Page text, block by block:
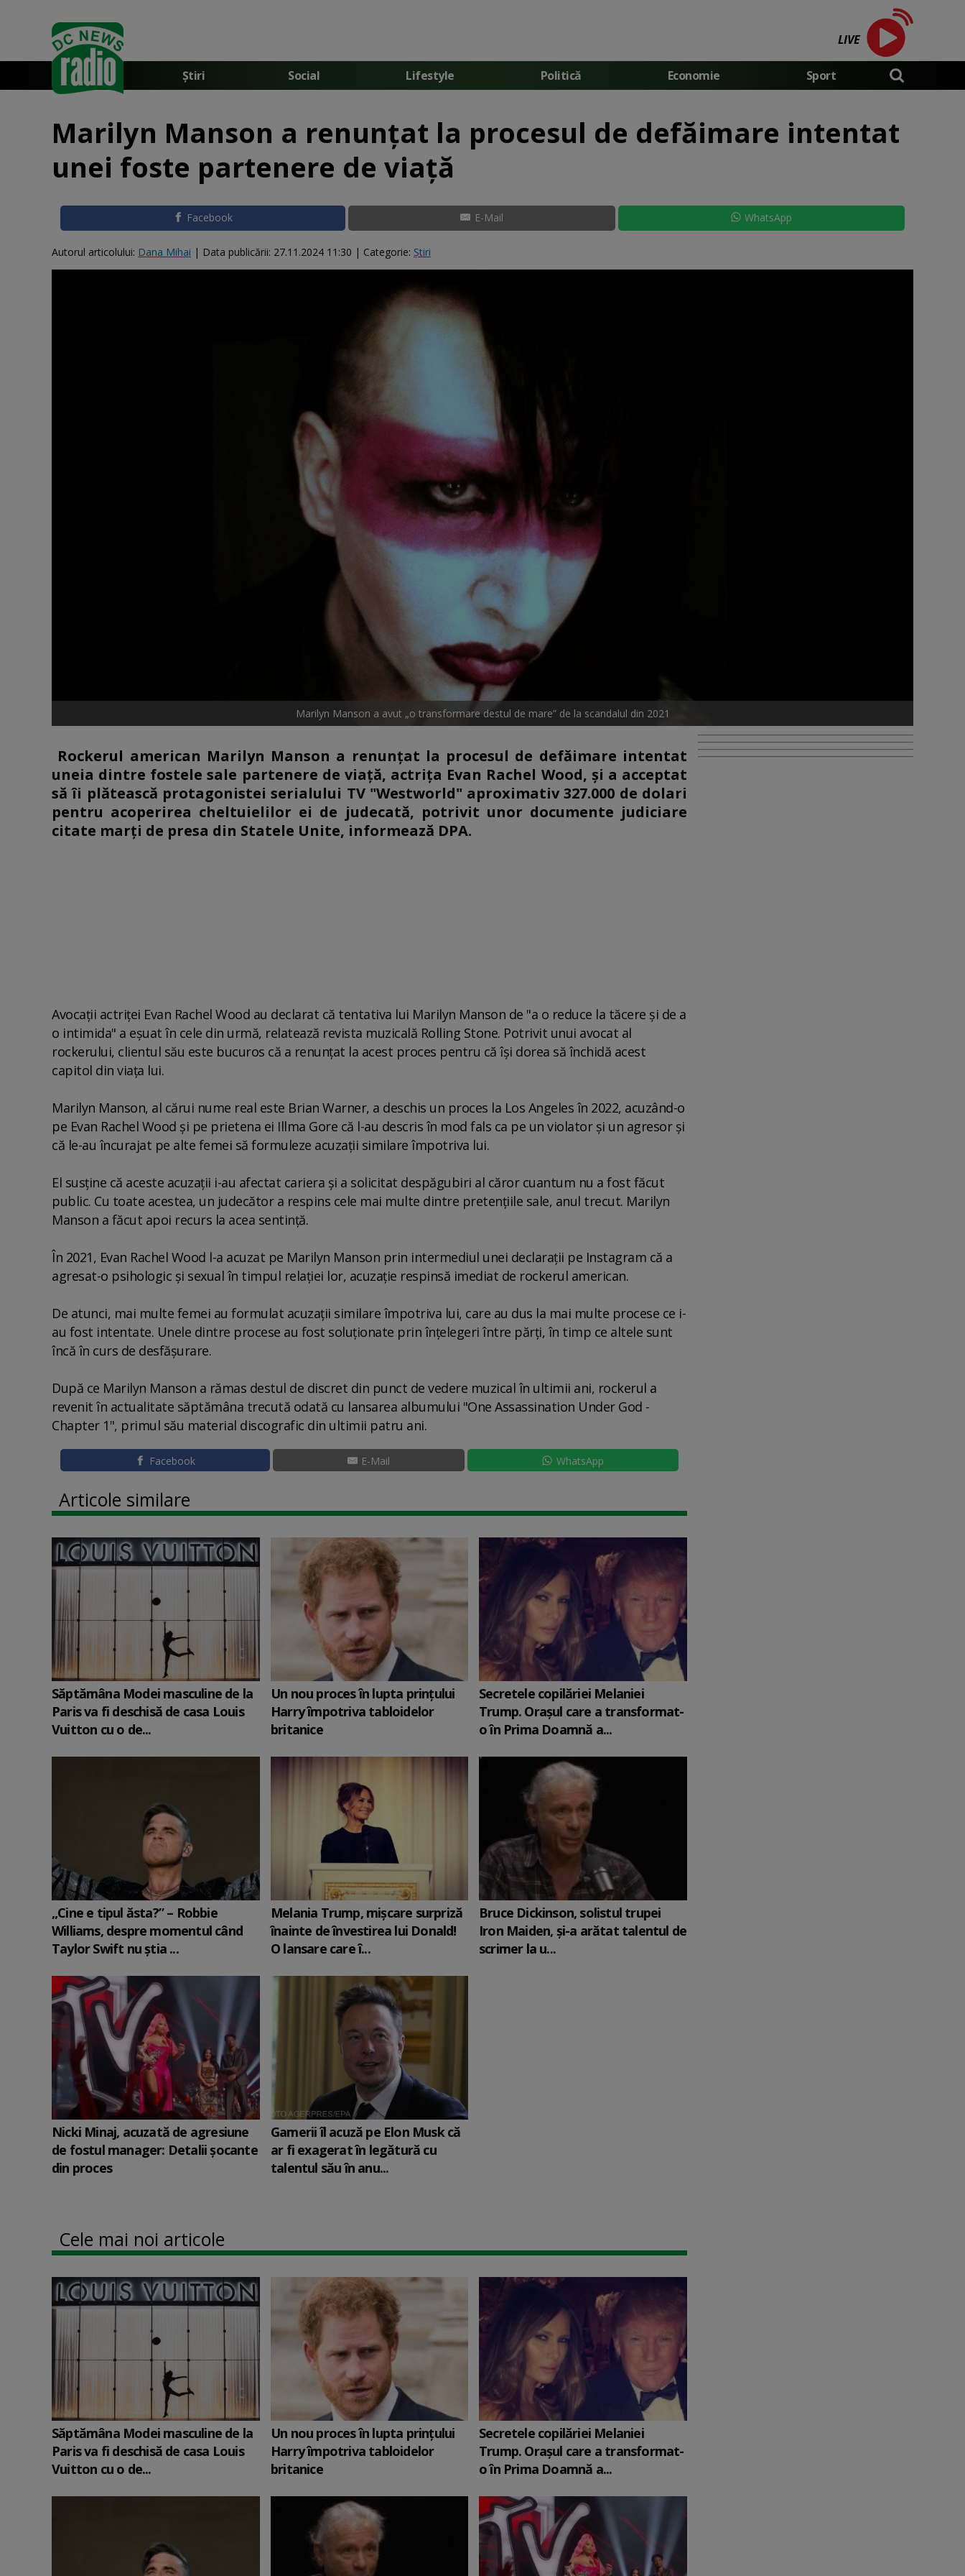
LIVE
Știri Social Lifestyle Politică Economie Sport
Marilyn Manson a renunţat la procesul de defăimare intentat
unei foste partenere de viaţă
Facebook E-Mail WhatsApp
Autorul articolului: Dana Mihai | Data publicării: 27.11.2024 11:30 | Categorie: Știri
Marilyn Manson a avut „o transformare destul de mare” de la scandalul din 2021
Rockerul american Marilyn Manson a renunţat la procesul de defăimare intentat
uneia dintre fostele sale partenere de viaţă, actriţa Evan Rachel Wood, şi a acceptat
să îi plătească protagonistei serialului TV "Westworld" aproximativ 327.000 de dolari
pentru acoperirea cheltuielilor ei de judecată, potrivit unor documente judiciare
citate marţi de presa din Statele Unite, informează DPA.
Avocaţii actriţei Evan Rachel Wood au declarat că tentativa lui Marilyn Manson de "a o reduce la tăcere şi de a
o intimida" a eşuat în cele din urmă, relatează revista muzicală Rolling Stone. Potrivit unui avocat al
rockerului, clientul său este bucuros că a renunţat la acest proces pentru că îşi dorea să închidă acest
capitol din viaţa lui.
Marilyn Manson, al cărui nume real este Brian Warner, a deschis un proces la Los Angeles în 2022, acuzând-o
pe Evan Rachel Wood şi pe prietena ei Illma Gore că l-au descris în mod fals ca pe un violator şi un agresor şi
că le-au încurajat pe alte femei să formuleze acuzaţii similare împotriva lui.
El susţine că aceste acuzaţii i-au afectat cariera şi a solicitat despăgubiri al căror cuantum nu a fost făcut
public. Cu toate acestea, un judecător a respins cele mai multe dintre pretenţiile sale, anul trecut. Marilyn
Manson a făcut apoi recurs la acea sentinţă.
În 2021, Evan Rachel Wood l-a acuzat pe Marilyn Manson prin intermediul unei declaraţii pe Instagram că a
agresat-o psihologic şi sexual în timpul relaţiei lor, acuzaţie respinsă imediat de rockerul american.
De atunci, mai multe femei au formulat acuzaţii similare împotriva lui, care au dus la mai multe procese ce i-
au fost intentate. Unele dintre procese au fost soluţionate prin înţelegeri între părţi, în timp ce altele sunt
încă în curs de desfăşurare.
După ce Marilyn Manson a rămas destul de discret din punct de vedere muzical în ultimii ani, rockerul a
revenit în actualitate săptămâna trecută odată cu lansarea albumului "One Assassination Under God -
Chapter 1", primul său material discografic din ultimii patru ani.
Facebook E-Mail WhatsApp
Articole similare
Săptămâna Modei masculine de la
Paris va fi deschisă de casa Louis
Vuitton cu o de...
Un nou proces în lupta prinţului
Harry împotriva tabloidelor
britanice
Secretele copilăriei Melaniei
Trump. Orașul care a transformat-
o în Prima Doamnă a...
„Cine e tipul ăsta?” – Robbie
Williams, despre momentul când
Taylor Swift nu știa ...
Melania Trump, mișcare surpriză
înainte de învestirea lui Donald!
O lansare care î...
Bruce Dickinson, solistul trupei
Iron Maiden, şi-a arătat talentul de
scrimer la u...
Nicki Minaj, acuzată de agresiune
de fostul manager: Detalii șocante
din proces
Gamerii îl acuză pe Elon Musk că
ar fi exagerat în legătură cu
talentul său în anu...
Cele mai noi articole
Săptămâna Modei masculine de la
Paris va fi deschisă de casa Louis
Vuitton cu o de...
Un nou proces în lupta prinţului
Harry împotriva tabloidelor
britanice
Secretele copilăriei Melaniei
Trump. Orașul care a transformat-
o în Prima Doamnă a...